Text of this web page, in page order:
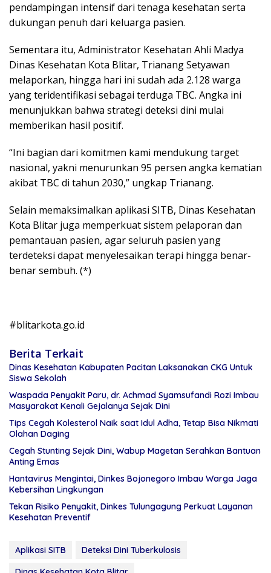
pendampingan intensif dari tenaga kesehatan serta
dukungan penuh dari keluarga pasien.
Sementara itu, Administrator Kesehatan Ahli Madya
Dinas Kesehatan Kota Blitar, Trianang Setyawan
melaporkan, hingga hari ini sudah ada 2.128 warga
yang teridentifikasi sebagai terduga TBC. Angka ini
menunjukkan bahwa strategi deteksi dini mulai
memberikan hasil positif.
“Ini bagian dari komitmen kami mendukung target
nasional, yakni menurunkan 95 persen angka kematian
akibat TBC di tahun 2030,” ungkap Trianang.
Selain memaksimalkan aplikasi SITB, Dinas Kesehatan
Kota Blitar juga memperkuat sistem pelaporan dan
pemantauan pasien, agar seluruh pasien yang
terdeteksi dapat menyelesaikan terapi hingga benar-
benar sembuh. (*)
#blitarkota.go.id
Berita Terkait
Dinas Kesehatan Kabupaten Pacitan Laksanakan CKG Untuk
Siswa Sekolah
Waspada Penyakit Paru, dr. Achmad Syamsufandi Rozi Imbau
Masyarakat Kenali Gejalanya Sejak Dini
Tips Cegah Kolesterol Naik saat Idul Adha, Tetap Bisa Nikmati
Olahan Daging
Cegah Stunting Sejak Dini, Wabup Magetan Serahkan Bantuan
Anting Emas
Hantavirus Mengintai, Dinkes Bojonegoro Imbau Warga Jaga
Kebersihan Lingkungan
Tekan Risiko Penyakit, Dinkes Tulungagung Perkuat Layanan
Kesehatan Preventif
Aplikasi SITB
Deteksi Dini Tuberkulosis